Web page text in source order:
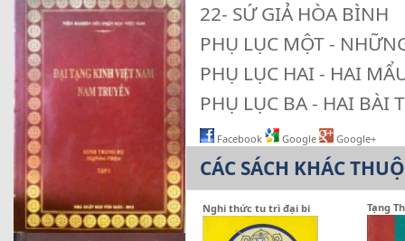
22- SỨ GIẢ HÒA BÌNH
PHỤ LỤC MỘT -
PHỤ LỤC HAI - HAI
PHỤ LỤC BA - HAI BÀI
Facebook Google Google+
CÁC SÁCH KHÁC
Nghi thức tu trì đại bi Tạng